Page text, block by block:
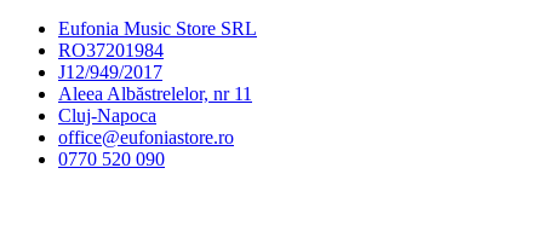
Eufonia Music Store SRL
RO37201984
J12/949/2017
Aleea Albăstrelelor, nr 11
Cluj-Napoca
office@eufoniastore.ro
0770 520 090